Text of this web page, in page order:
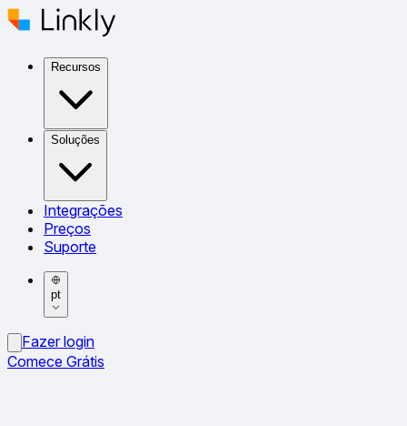
Recursos
Soluções
Integrações
Preços
Suporte
pt
Fazer login
Comece Grátis